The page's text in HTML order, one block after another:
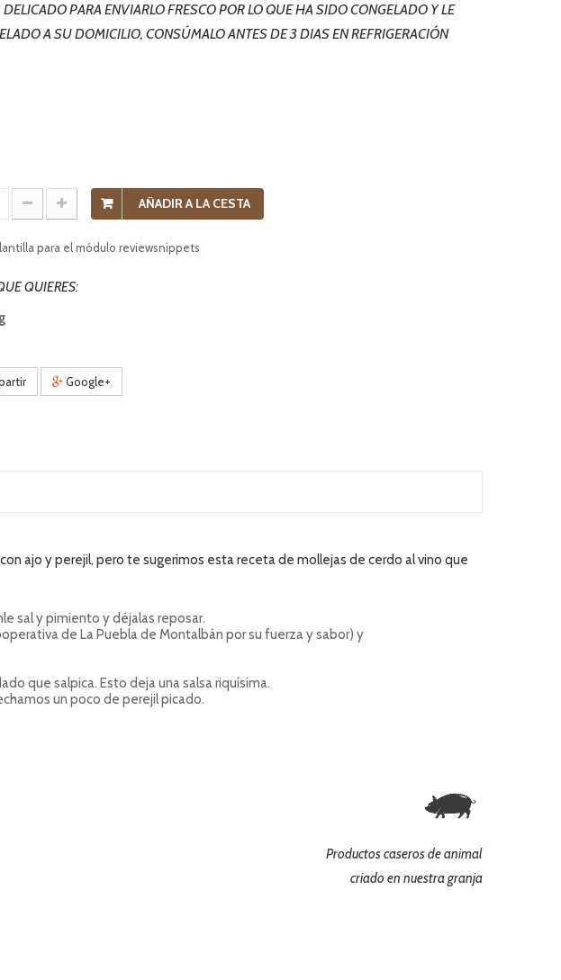
PARA ENVIARLO FRESCO POR LO QUE HA SIDO CONGELADO Y LE
A SU DOMICILIO, CONSÚMALO ANTES DE 3 DIAS EN REFRIGERACIÓN
AÑADIR A LA CESTA
para el módulo reviewsnippets
QUIERES:
Google+
ajo y perejil, pero te sugerimos esta receta de mollejas de cerdo al vino que
sal y pimiento y déjalas reposar.
de La Puebla de Montalbán por su fuerza y sabor) y
que salpica. Esto deja una salsa riquísima.
un poco de perejil picado.
Productos caseros de animal
criado en nuestra granja